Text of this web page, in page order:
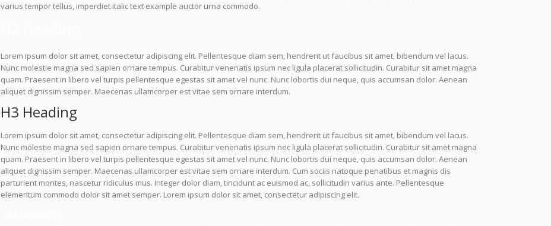
varius tempor tellus, imperdiet italic text example auctor urna commodo.
Lorem ipsum dolor sit amet, consectetur adipiscing elit. Pellentesque diam sem, hendrerit ut faucibus sit amet, bibendum vel lacus.
Nunc molestie magna sed sapien ornare tempus. Curabitur venenatis ipsum nec ligula placerat sollicitudin. Curabitur sit amet magna
quam. Praesent in libero vel turpis pellentesque egestas sit amet vel nunc. Nunc lobortis dui neque, quis accumsan dolor. Aenean
aliquet dignissim semper. Maecenas ullamcorper est vitae sem ornare interdum.
H3 Heading
Lorem ipsum dolor sit amet, consectetur adipiscing elit. Pellentesque diam sem, hendrerit ut faucibus sit amet, bibendum vel lacus.
Nunc molestie magna sed sapien ornare tempus. Curabitur venenatis ipsum nec ligula placerat sollicitudin. Curabitur sit amet magna
quam. Praesent in libero vel turpis pellentesque egestas sit amet vel nunc. Nunc lobortis dui neque, quis accumsan dolor. Aenean
aliquet dignissim semper. Maecenas ullamcorper est vitae sem ornare interdum. Cum sociis natoque penatibus et magnis dis
parturient montes, nascetur ridiculus mus. Integer dolor diam, tincidunt ac euismod ac, sollicitudin varius ante. Pellentesque
elementum commodo dolor sit amet semper. Lorem ipsum dolor sit amet, consectetur adipiscing elit.